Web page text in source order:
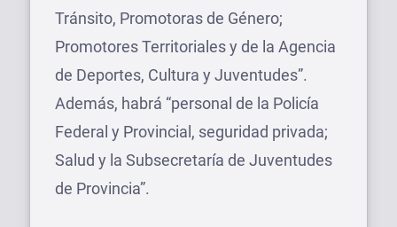
Tránsito, Promotoras de Género;
Promotores Territoriales y de la Agencia
de Deportes, Cultura y Juventudes”.
Además, habrá “personal de la Policía
Federal y Provincial, seguridad privada;
Salud y la Subsecretaría de Juventudes
de Provincia”.